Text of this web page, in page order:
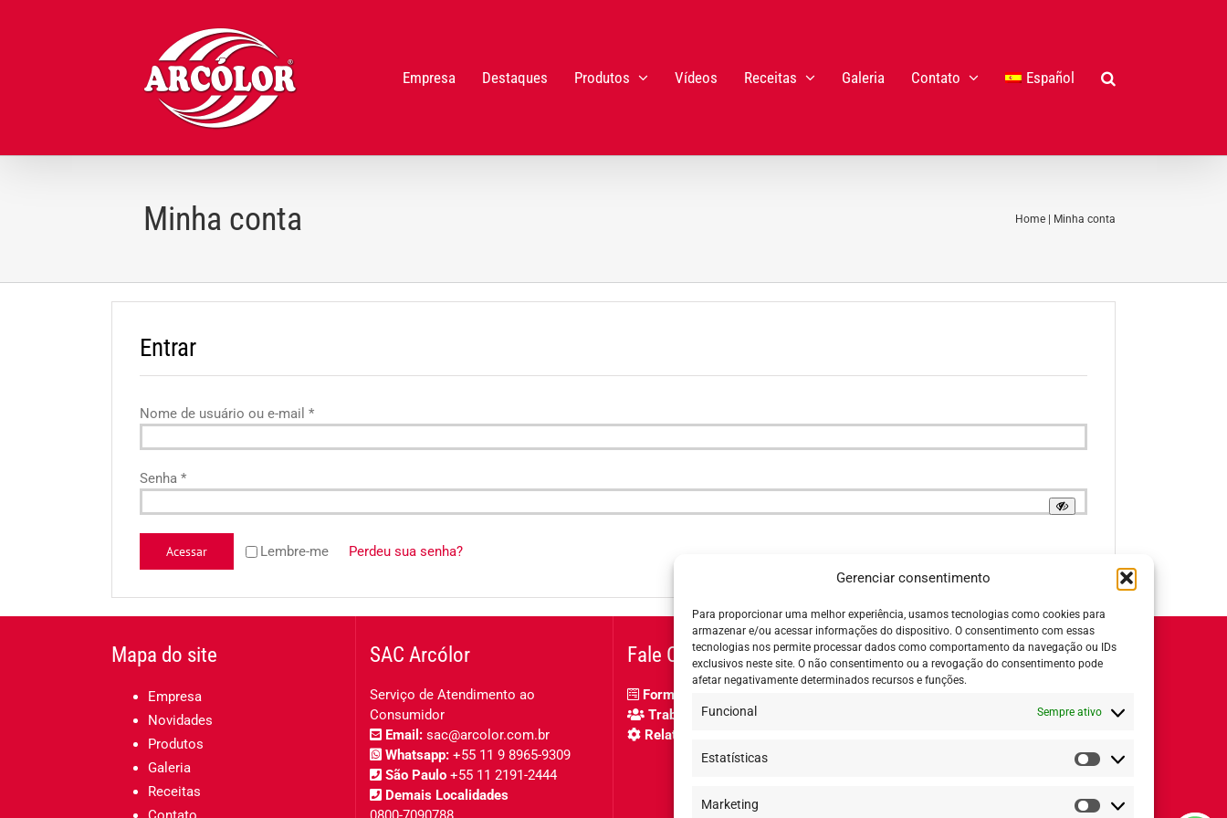
Gerenciar consentimento
Para proporcionar uma melhor experiência, usamos tecnologias como cookies para
armazenar e/ou acessar informações do dispositivo. O consentimento com essas
tecnologias nos permite processar dados como comportamento da navegação ou IDs
exclusivos neste site. O não consentimento ou a revogação do consentimento pode
afetar negativamente determinados recursos e funções.
Funcional Sempre ativo
Estatísticas
Estatísticas
Marketing
Marketing
Empresa Destaques Produtos Vídeos Receitas Galeria Contato Español
Minha conta Home Minha conta
Entrar
Nome de usuário ou e-mail *Obrigatório
Senha *Obrigatório
Lembre-me
Acessar Perdeu sua senha?
Mapa do site
Empresa
Novidades
Produtos
Galeria
Receitas
SAC Arcólor
Serviço de Atendimento ao
Consumidor
Email: sac@arcolor.com.br
Whatsapp: +55 11 9 8965-9309
São Paulo +55 11 2191-2444
Demais Localidades
Fale Conosco
Formulário de contato
Trabalhe Conosco
Relatório de igualdade salarial
Horário de Atendimento: